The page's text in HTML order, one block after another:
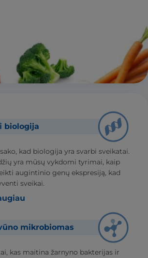
biologija
kad biologija yra svarbi sveikatai.
yra mūsų vykdomi tyrimai, kaip
augintinio genų ekspresiją, kad
sveikai.
mikrobiomas
kas maitina žarnyno bakterijas ir